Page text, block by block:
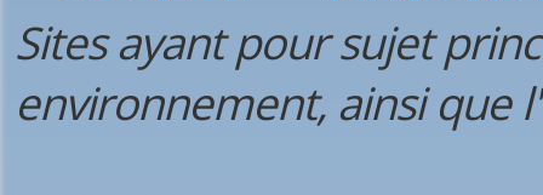
Sites ayant pour sujet
environnement, ainsi que